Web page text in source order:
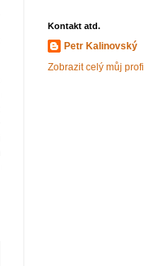
Kontakt atd.
Petr Kalinovský
Zobrazit celý můj profil